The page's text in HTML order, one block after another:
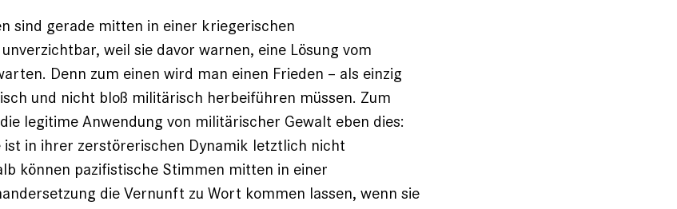
sind gerade mitten in einer kriegerischen
weil sie davor warnen, eine Lösung vom
Denn zum einen wird man einen Frieden – als einzig
und nicht bloß militärisch herbeiführen müssen. Zum
legitime Anwendung von militärischer Gewalt eben dies:
ist in ihrer zerstörerischen Dynamik letztlich nicht
können pazifistische Stimmen mitten in einer
die Vernunft zu Wort kommen lassen, wenn sie